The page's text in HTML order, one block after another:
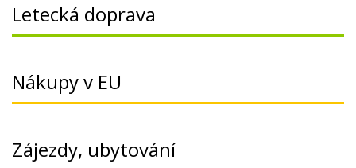
Letecká doprava
Nákupy v EU
Zájezdy, ubytování